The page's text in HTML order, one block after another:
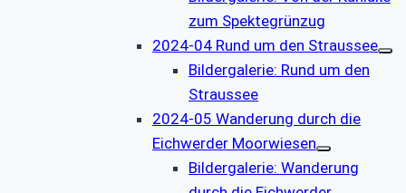
zum Spektegrünzug
2024-04 Rund um den Straussee
Bildergalerie: Rund um den
Straussee
2024-05 Wanderung durch die
Eichwerder Moorwiesen
Bildergalerie: Wanderung